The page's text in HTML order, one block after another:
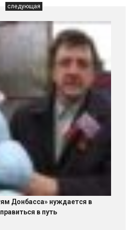
следующая
Донбасса» нуждается в
в путь